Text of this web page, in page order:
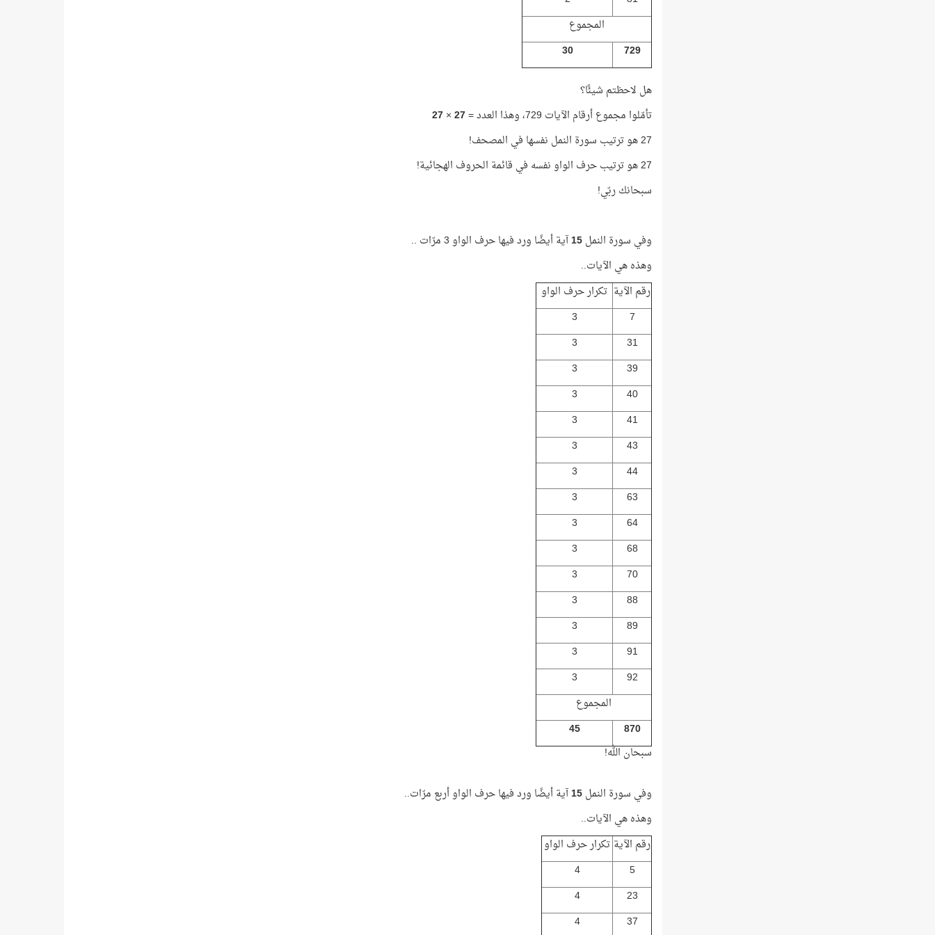
المجموع
729
30
هل لاحظتم شيئًا؟
تأمّلوا مجموع أرقام الآيات 729، وهذا العدد =
27
×
27
27 هو ترتيب سورة النمل نفسها في المصحف!
27 هو ترتيب حرف الواو نفسه في قائمة الحروف الهجائية!
سبحانك ربّي!
وفي سورة النمل15آية أيضًا ورد فيها حرف الواو 3 مرّات ..
وهذه هي الآيات..
رقم الآية تكرار حرف الواو
7
3
31
3
39
3
40
3
41
3
43
3
44
3
63
3
64
3
68
3
70
3
88
3
89
3
91
3
92
3
المجموع
870
45
سبحان الله!
وفي سورة النمل15آية أيضًا ورد فيها حرف الواو أربع مرّات..
وهذه هي الآيات..
رقم الآية تكرار حرف الواو
5
4
23
4
37
4